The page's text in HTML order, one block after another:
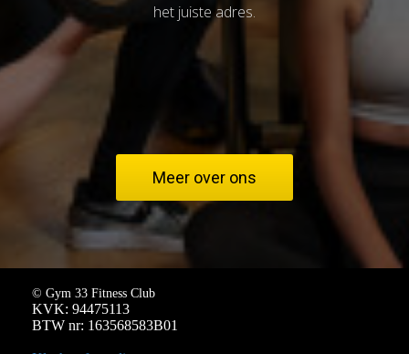
het juiste adres.
Meer over ons
© Gym 33 Fitness Club
KVK: 94475113
BTW nr: 163568583B01